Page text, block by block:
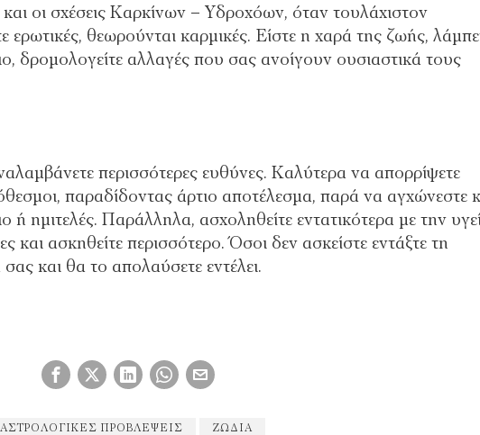
οι σχέσεις Καρκίνων – Υδροχόων, όταν τουλάχιστον
ερωτικές, θεωρούνται καρμικές. Είστε η χαρά της ζωής,
δρομολογείτε αλλαγές που σας ανοίγουν ουσιαστικά τους
περισσότερες ευθύνες. Καλύτερα να απορρίψετε
παραδίδοντας άρτιο αποτέλεσμα, παρά να αγχώνεστε
ή ημιτελές. Παράλληλα, ασχοληθείτε εντατικότερα με την
και ασκηθείτε περισσότερο. Όσοι δεν ασκείστε εντάξτε τη
και θα το απολαύσετε εντέλει.
ΑΣΤΡΟΛΟΓΙΚΈΣ ΠΡΟΒΛΈΨΕΙΣ ΖΏΔΙΑ